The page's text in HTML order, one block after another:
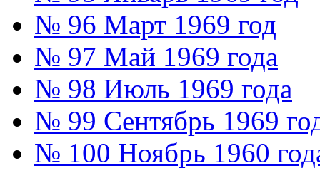
№ 96 Март 1969 год
№ 97 Май 1969 года
№ 98 Июль 1969 года
№ 99 Сентябрь 1969
№ 100 Ноябрь 1960